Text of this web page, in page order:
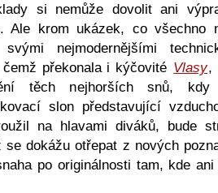
si nemůže dovolit ani
Ale krom ukázek, co všechno
nejmodernějšími
překonala i kýčovité Vlasy,
těch nejhorších snů,
slon představující
na hlavami diváků, bude
se dokážu otřepat z nových
po originálnosti tam, kde